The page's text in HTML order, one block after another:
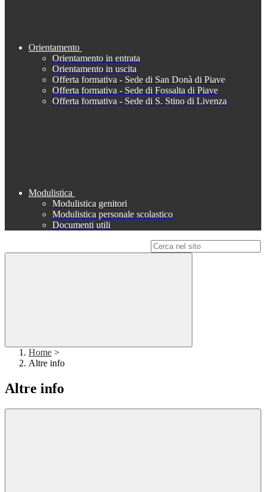
Orientamento
Orientamento in entrata
Orientamento in uscita
Offerta formativa - Sede di San Donà di Piave
Offerta formativa - Sede di Fossalta di Piave
Offerta formativa - Sede di S. Stino di Livenza
Modulistica
Modulistica genitori
Modulistica personale scolastico
Documenti utili
Home >
Altre info
Altre info